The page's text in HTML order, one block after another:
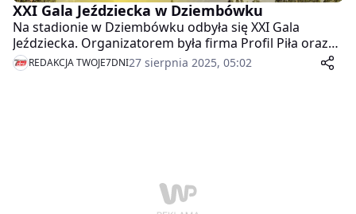
XXI Gala Jeździecka w Dziembówku
Na stadionie w Dziembówku odbyła się XXI Gala
Jeździecka. Organizatorem była firma Profil Piła oraz
Urząd Miasta i Gminy w Kaczorach. Zapraszany do
obejrzenia relacji video.
REDAKCJA TWOJE7DNI27 sierpnia 2025, 05:02